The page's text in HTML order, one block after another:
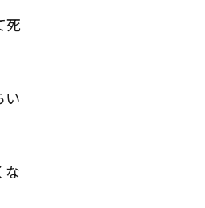
死
い
な